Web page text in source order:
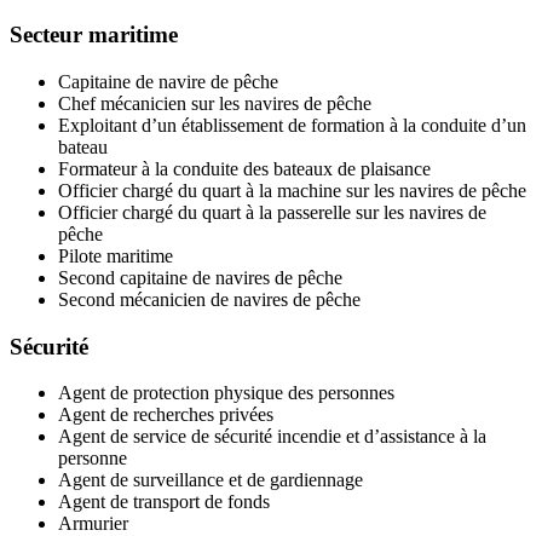
Secteur maritime
Capitaine de navire de pêche
Chef mécanicien sur les navires de pêche
Exploitant d’un établissement de formation à la conduite d’un
bateau
Formateur à la conduite des bateaux de plaisance
Officier chargé du quart à la machine sur les navires de pêche
Officier chargé du quart à la passerelle sur les navires de
pêche
Pilote maritime
Second capitaine de navires de pêche
Second mécanicien de navires de pêche
Sécurité
Agent de protection physique des personnes
Agent de recherches privées
Agent de service de sécurité incendie et d’assistance à la
personne
Agent de surveillance et de gardiennage
Agent de transport de fonds
Armurier